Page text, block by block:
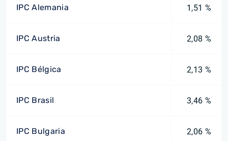
IPC Alemania 1,51 %
IPC Austria 2,08 %
IPC Bélgica 2,13 %
IPC Brasil 3,46 %
IPC Bulgaria 2,06 %